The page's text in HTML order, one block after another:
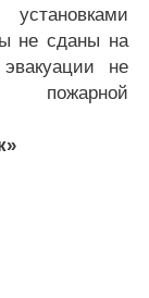
не сданы на
не
пожарной